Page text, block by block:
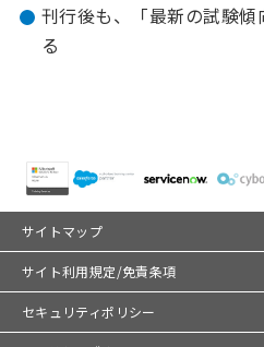
刊行後も、「最新の試験
る
サイトマップ
サイト利用規定/免責条項
セキュリティポリシー